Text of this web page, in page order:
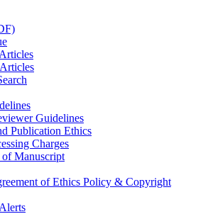
Guidelines
Publication Ethics
Charges
of Manuscript
of Ethics Policy & Copyright